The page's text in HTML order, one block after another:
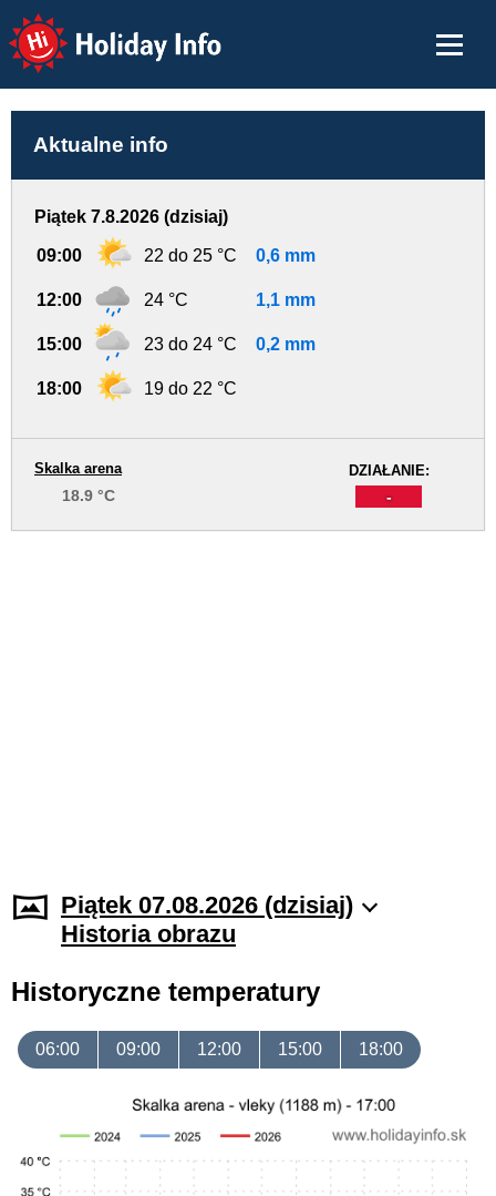
Holiday Info
Aktualne info
Piątek 7.8.2026 (dzisiaj)
09:00 22 do 25 °C 0,6 mm
12:00 24 °C 1,1 mm
15:00 23 do 24 °C 0,2 mm
18:00 19 do 22 °C
DZIAŁANIE:
-
Skalka arena
18.9 °C
Piątek 07.08.2026 (dzisiaj)
Historia obrazu
Historyczne temperatury
06:00 09:00 12:00 15:00 18:00